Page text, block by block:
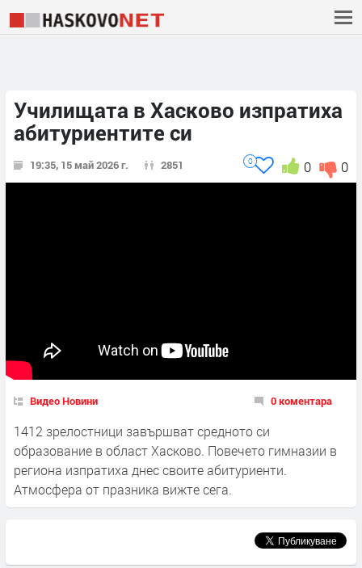
Училищата в Хасково изпратиха
абитуриентите си
19:35, 15 май 2026 г. 2851 0
0
0
Видео Новини 0 коментара
1412 зрелостници завършват средното си
образование в област Хасково. Повечето гимназии в
региона изпратиха днес своите абитуриенти.
Атмосфера от празника вижте сега.